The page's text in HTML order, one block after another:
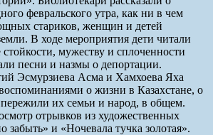
февральского утра, как ни в чем
стариков, женщин и детей
В ходе мероприятия дети читали
мужеству и сплоченности
песни и назмы о депортации.
Эсмурзиева Асма и Хамхоева Яха
о жизни в Казахстане, о
их семьи и народ, в общем.
отрывков из художественных
забыть» и «Ночевала тучка золотая».